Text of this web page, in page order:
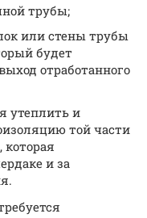
трубы;
или стены трубы
будет
отработанного
утеплить и
той части
и за